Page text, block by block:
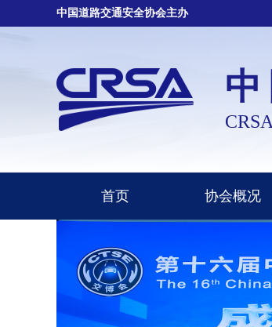
中国道路交通安全协会主办
首页 协会概况